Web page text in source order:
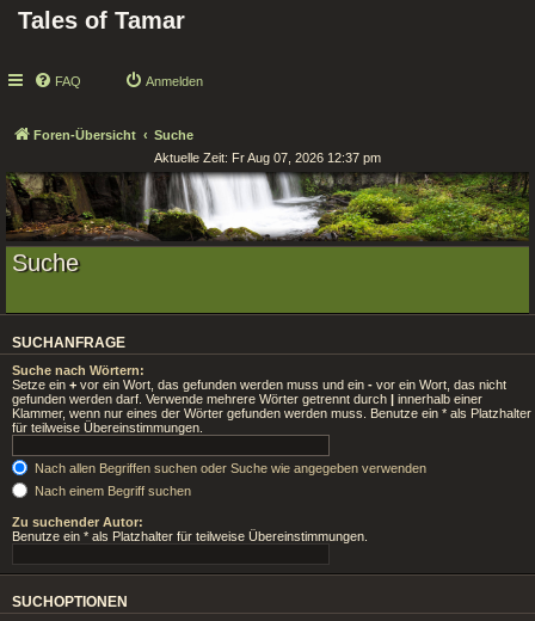
Tales of Tamar
FAQ Anmelden
Foren-Übersicht
Suche
Aktuelle Zeit: Fr Aug 07, 2026 12:37 pm
Suche
SUCHANFRAGE
Suche nach Wörtern:
Setze ein + vor ein Wort, das gefunden werden muss und ein - vor ein Wort, das nicht
gefunden werden darf. Verwende mehrere Wörter getrennt durch | innerhalb einer
Klammer, wenn nur eines der Wörter gefunden werden muss. Benutze ein * als Platzhalter
für teilweise Übereinstimmungen.
Nach allen Begriffen suchen oder Suche wie angegeben verwenden
Nach einem Begriff suchen
Zu suchender Autor:
Benutze ein * als Platzhalter für teilweise Übereinstimmungen.
SUCHOPTIONEN